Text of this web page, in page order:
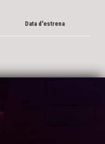
Data d'estrena